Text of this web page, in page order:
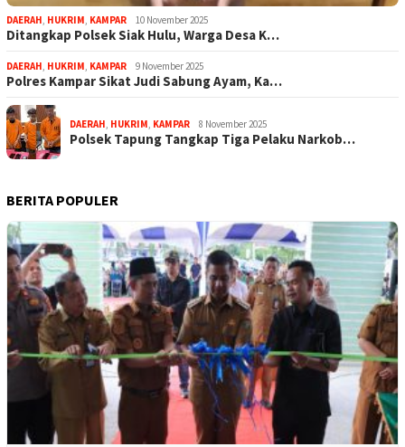
DAERAH, HUKRIM, KAMPAR 10 November 2025
Ditangkap Polsek Siak Hulu, Warga Desa K…
DAERAH, HUKRIM, KAMPAR 9 November 2025
Polres Kampar Sikat Judi Sabung Ayam, Ka…
DAERAH, HUKRIM, KAMPAR 8 November 2025
Polsek Tapung Tangkap Tiga Pelaku Narkob…
BERITA POPULER